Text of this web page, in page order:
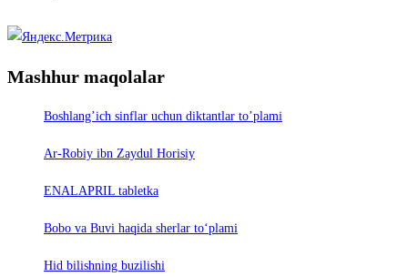
Mashhur maqolalar
Boshlang’ich sinflar uchun diktantlar to’plami
Ar-Robiy ibn Zaydul Horisiy
ENALAPRIL tabletka
Bobo va Buvi haqida sherlar to‘plami
Hid bilishning buzilishi